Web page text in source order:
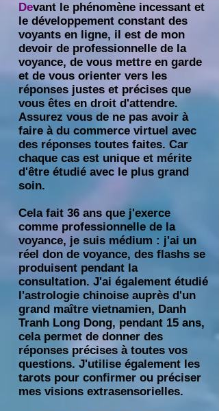
Devant le phénomène incessant et
le développement constant des
voyants en ligne, il est de mon
devoir de professionnelle de la
voyance, de vous mettre en garde
et de vous orienter vers les
réponses justes et précises que
vous êtes en droit d'attendre.
Assurez vous de ne pas avoir à
faire à du commerce virtuel avec
des réponses toutes faites. Car
chaque cas est unique et mérite
d'être étudié avec le plus grand
soin.
Cela fait 36 ans que j'exerce
comme professionnelle de la
voyance, je suis médium : j'ai un
réel don de voyance, des flashs se
produisent pendant la
consultation. J'ai également étudié
l'astrologie chinoise auprès d'un
grand maître vietnamien, Danh
Tranh Long Dong, pendant 15 ans,
cela permet de donner des
réponses précises à toutes vos
questions. J'utilise également les
tarots pour confirmer ou préciser
mes visions extrasensorielles.